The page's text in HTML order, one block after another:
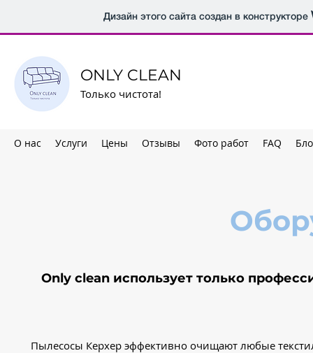
Дизайн этого сайта создан в конструкторе
ONLY CLEAN
Только чистота!
О нас Услуги Цены Отзывы Фото работ FAQ
Only clean использует только
Пылесосы Керхер эффективно очищают любые